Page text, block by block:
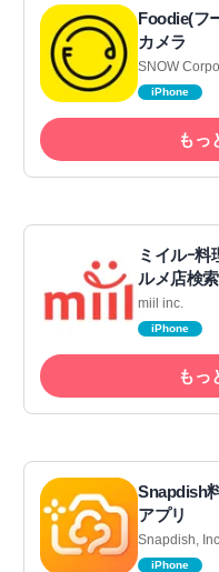
Foodie(フ
カメラ
SNOW
iPhone
もっ
ミイルｰ料
ルメ店検索
miil inc.
iPhone
もっ
Snapdish
アプリ
Snapdish, Inc.
iPhone